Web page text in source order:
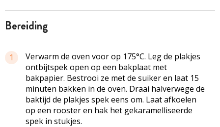
bereiding
1
Verwarm de oven voor op 175°C. Leg de plakjes
ontbijtspek open op een bakplaat met
bakpapier. Bestrooi ze met de suiker en laat 15
minuten bakken in de oven. Draai halverwege de
baktijd de plakjes spek eens om. Laat afkoelen
op een rooster en hak het gekaramelliseerde
spek in stukjes.